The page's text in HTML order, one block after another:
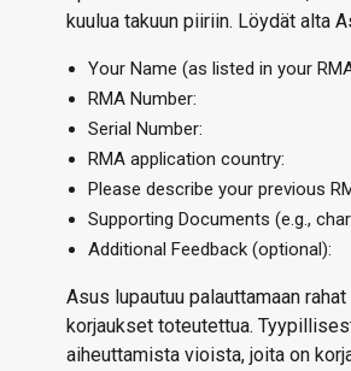
kuulua takuun piiriin. Löydät alta
Your Name (as listed in your
RMA Number:
Serial Number:
RMA application country:
Please describe your previous
Supporting Documents (e.g.,
Additional Feedback (optional):
Asus lupautuu palauttamaan
korjaukset toteutettua.
aiheuttamista vioista, joita on